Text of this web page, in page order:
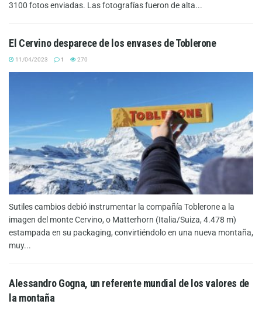
3100 fotos enviadas. Las fotografías fueron de alta...
El Cervino desparece de los envases de Toblerone
11/04/2023 1 270
Sutiles cambios debió instrumentar la compañía Toblerone a la
imagen del monte Cervino, o Matterhorn (Italia/Suiza, 4.478 m)
estampada en su packaging, convirtiéndolo en una nueva montaña,
muy...
Alessandro Gogna, un referente mundial de los valores de
la montaña